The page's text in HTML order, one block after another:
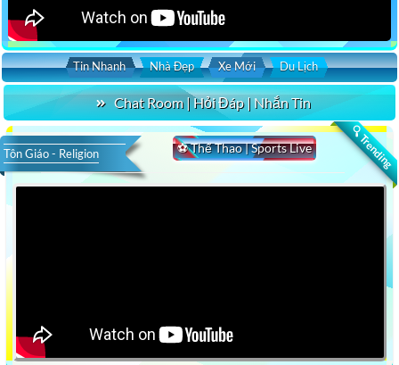
Tin Nhanh Nhà Đẹp Xe Mới Du Lịch
Chat Room | Hỏi Đáp | Nhắn Tin
🔍 Trending
⚽ Thể Thao | Sports Live
Tôn Giáo - Religion